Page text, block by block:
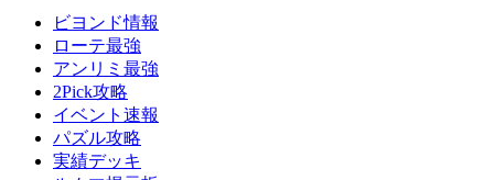
ビヨンド情報
ローテ最強
アンリミ最強
2Pick攻略
イベント速報
パズル攻略
実績デッキ